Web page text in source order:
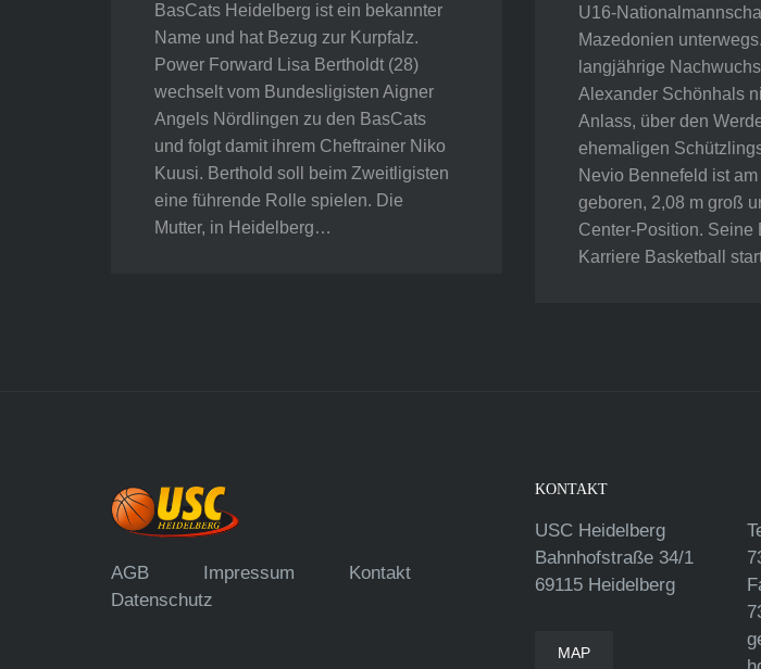
BasCats Heidelberg ist ein bekannter
Name und hat Bezug zur Kurpfalz.
Power Forward Lisa Bertholdt (28)
wechselt vom Bundesligisten Aigner
Angels Nördlingen zu den BasCats
und folgt damit ihrem Cheftrainer Niko
Kuusi. Berthold soll beim Zweitligisten
eine führende Rolle spielen. Die
Mutter, in Heidelberg…
U16-
Mazedonien
langjährige
Alexander Schönhals
Anlass, über den
ehemaligen
Nevio Bennefeld ist
geboren, 2,08 m groß
Center-Position. Seine
Karriere Basketball
AGB Impressum
Kontakt
Datenschutz
KONTAKT
USC Heidelberg
Bahnhofstraße 34/1
69115 Heidelberg
MAP